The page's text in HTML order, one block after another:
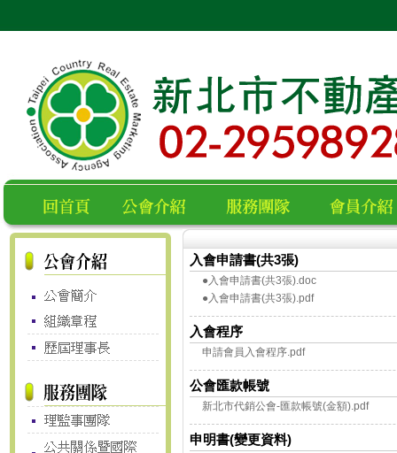
空白回首頁 公會介紹 服務團隊 會員名錄
入會申請書(共3張)
●入會申請書(共3張).doc
●入會申請書(共3張).pdf
入會程序
申請會員入會程序.pdf
公會匯款帳號
新北市代銷公會-匯款帳號(金額).pdf
申明書(變更資料)